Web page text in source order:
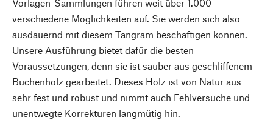
Vorlagen-Sammlungen führen weit über 1.000
verschiedene Möglichkeiten auf. Sie werden sich also
ausdauernd mit diesem Tangram beschäftigen können.
Unsere Ausführung bietet dafür die besten
Voraussetzungen, denn sie ist sauber aus geschliffenem
Buchenholz gearbeitet. Dieses Holz ist von Natur aus
sehr fest und robust und nimmt auch Fehlversuche und
unentwegte Korrekturen langmütig hin.